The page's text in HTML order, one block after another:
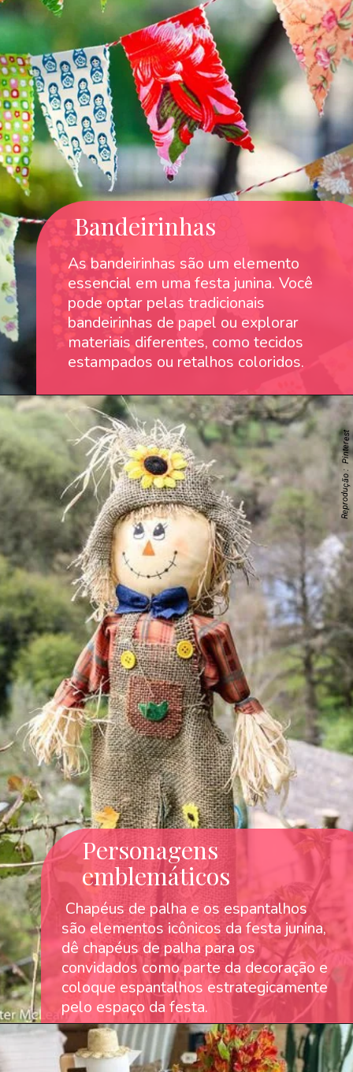
Bandeirinhas
As bandeirinhas são um elemento
essencial em uma festa junina. Você
pode optar pelas tradicionais
bandeirinhas de papel ou explorar
materiais diferentes, como tecidos
estampados ou retalhos coloridos.
Personagens
emblemáticos
Chapéus de palha e os espantalhos
são elementos icônicos da festa junina,
dê chapéus de palha para os
convidados como parte da decoração e
coloque espantalhos estrategicamente
pelo espaço da festa.
Reprodução : Pinterest